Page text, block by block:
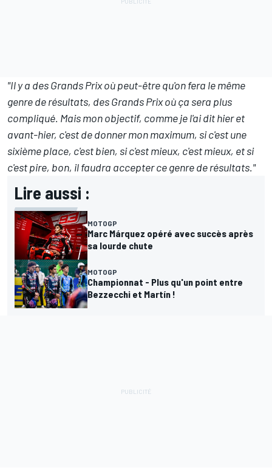
"Il y a des Grands Prix où peut-être qu'on fera le même
genre de résultats, des Grands Prix où ça sera plus
compliqué. Mais mon objectif, comme je l'ai dit hier et
avant-hier, c'est de donner mon maximum, si c'est une
sixième place, c'est bien, si c'est mieux, c'est mieux, et si
c'est pire, bon, il faudra accepter ce genre de résultats."
Lire aussi :
MOTOGP
Marc Márquez opéré avec succès après
sa lourde chute
MOTOGP
Championnat - Plus qu'un point entre
Bezzecchi et Martín !